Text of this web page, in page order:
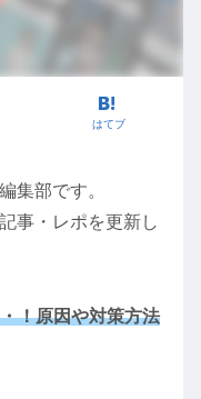
はてブ
集部です。
事・レポを更新し
！原因や対策方法